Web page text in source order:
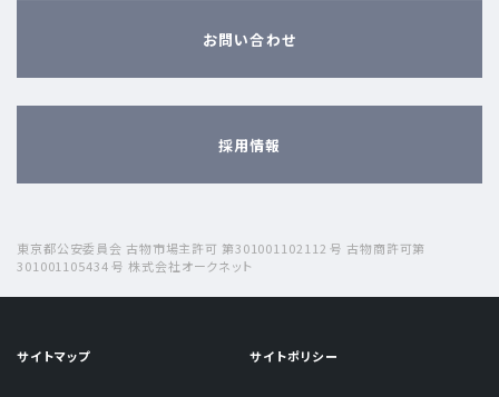
お問い合わせ
採用情報
東京都公安委員会 古物市場主許可 第301001102112 号 古物商許可第
301001105434 号 株式会社オークネット
サイトマップ サイトポリシー